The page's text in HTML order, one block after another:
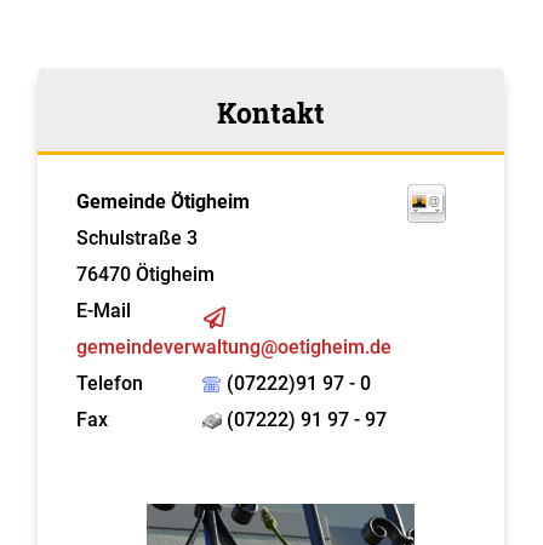
Kontakt
Gemeinde Ötigheim
Schulstraße 3
76470 Ötigheim
E-Mail
gemeindeverwaltung@oetigheim.de
Telefon
(07222)91 97 - 0
Fax
(07222) 91 97 - 97